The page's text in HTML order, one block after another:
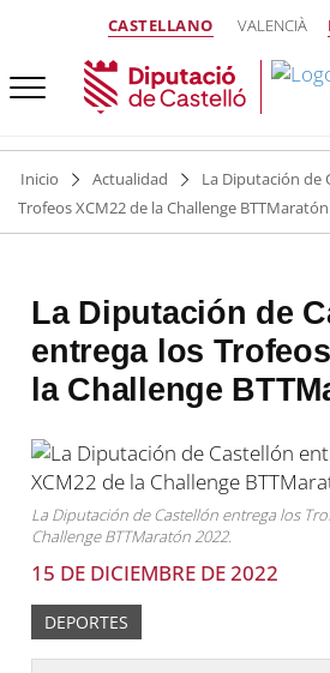
CASTELLANO VALENCIÀ
Inicio Actualidad
La Diputación de
Trofeos XCM22 de la Challenge
La Diputación de
entrega los
la Challenge
La Diputación de Castellón entrega los
Challenge BTTMaratón 2022.
15 DE DICIEMBRE DE 2022
DEPORTES